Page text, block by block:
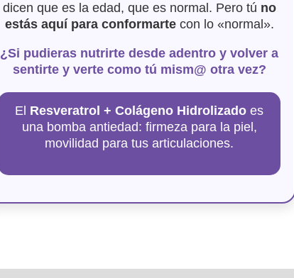
dicen que es la edad, que es normal. Pero tú no
estás aquí para conformartecon lo «normal».
¿Si pudieras nutrirte desde adentro y volver a
sentirte y verte como tú mism@ otra vez?
El Resveratrol + Colágeno Hidrolizado es
una bomba antiedad: firmeza para la piel,
movilidad para tus articulaciones.